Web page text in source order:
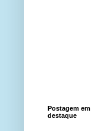
Postagem em
destaque